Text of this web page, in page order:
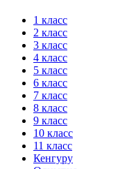
1 класс
2 класс
3 класс
4 класс
5 класс
6 класс
7 класс
8 класс
9 класс
10 класс
11 класс
Кенгуру